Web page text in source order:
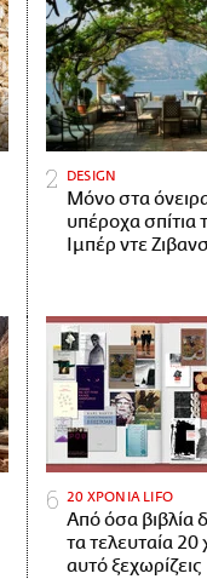
DESIGN
Μόνο στα
υπέροχα σπίτια
Ιμπέρ ντε
20 ΧΡΟΝΙΑ LIFO
Από όσα βιβλία
τα τελευταία 20
αυτό ξεχωρίζεις